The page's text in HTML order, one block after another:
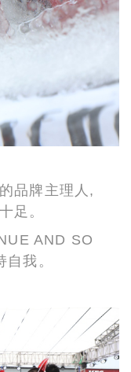
品牌主理人,
足。
AND SO
我。